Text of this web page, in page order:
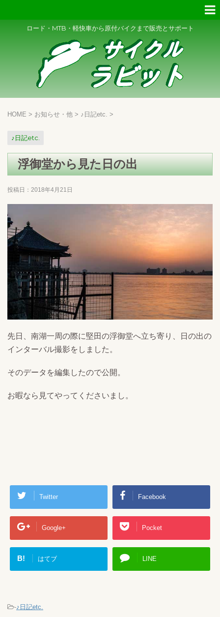
ロード・MTB・軽快車から原付バイクまで販売とサポート
HOME > お知らせ・他 > ♪日記etc. >
♪日記etc.
浮御堂から見た日の出
投稿日： 2018年4月21日
先日、南湖一周の際に堅田の浮御堂へ立ち寄り、日の出の
インターバル撮影をしました。
そのデータを編集したので公開。
お暇なら見てやってくださいまし。
Twitter Facebook
Google+ Pocket
B! はてブ LINE
-♪日記etc.